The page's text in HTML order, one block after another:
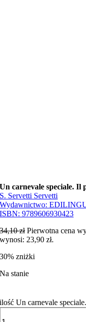
Un carnevale speciale. Il
S. Servetti Servetti
Wydawnictwo:
ISBN:9789606930423
34,10zł Pierwotna cena
wynosi: 23,90 zł.
30% zniżki
Na stanie
ilość Un carnevale